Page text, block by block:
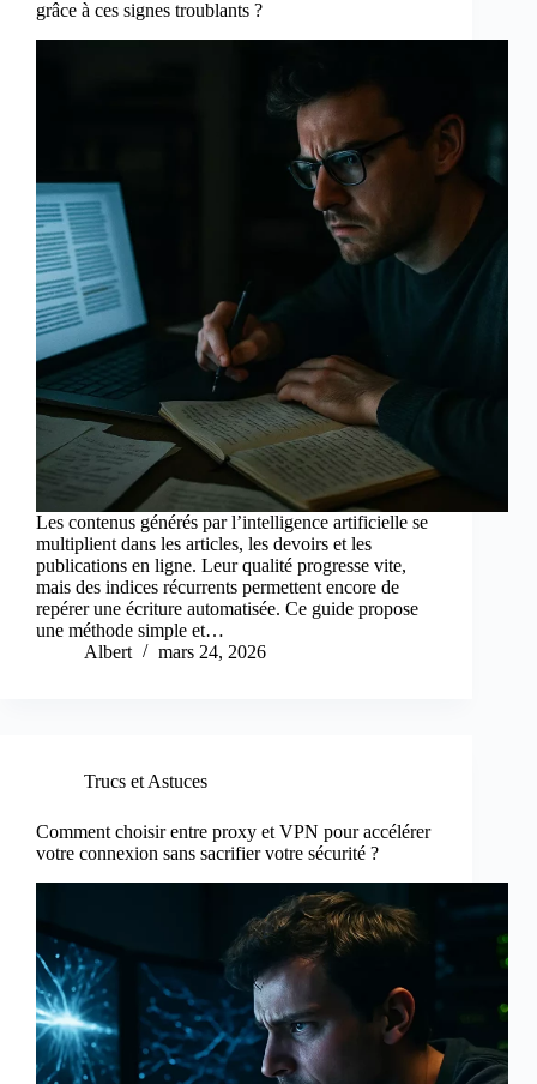
grâce à ces signes troublants ?
Les contenus générés par l’intelligence artificielle se
multiplient dans les articles, les devoirs et les
publications en ligne. Leur qualité progresse vite,
mais des indices récurrents permettent encore de
repérer une écriture automatisée. Ce guide propose
une méthode simple et…
Albert
mars 24, 2026
Trucs et Astuces
Comment choisir entre proxy et VPN pour accélérer
votre connexion sans sacrifier votre sécurité ?